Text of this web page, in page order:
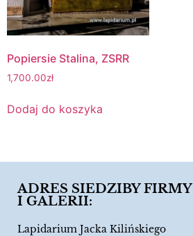
Popiersie Stalina, ZSRR
1,700.00zł
Dodaj do koszyka
ADRES SIEDZIBY FIRMY
I GALERII:
Lapidarium Jacka Kilińskiego